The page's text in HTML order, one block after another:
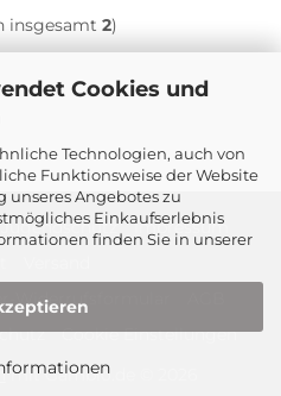
Cookies und
Technologien, auch von
Funktionsweise der Website
Angebotes zu
Einkaufserlebnis
finden Sie in unserer
insgesamt 2)
Jugendschutz
Impressum
Widerrufsformular
Cookie Einstellungen
mit Gambio.de © 2026